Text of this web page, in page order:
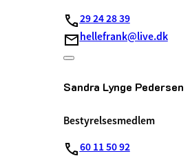
29 24 28 39
hellefrank@live.dk
Sandra Lynge Pedersen
Bestyrelsesmedlem
60 11 50 92